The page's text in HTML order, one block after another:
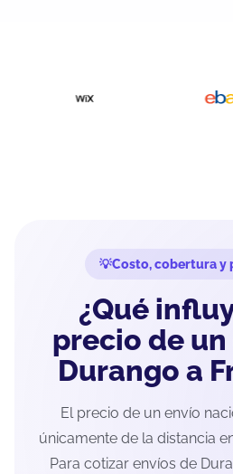
Costo, cobertura y
¿Qué
precio de
Durango a
El precio de un envío
únicamente de la distancia
Para cotizar envíos de